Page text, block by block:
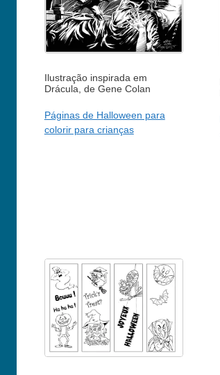
Ilustração inspirada em
Drácula, de Gene Colan
Páginas de Halloween para
colorir para crianças